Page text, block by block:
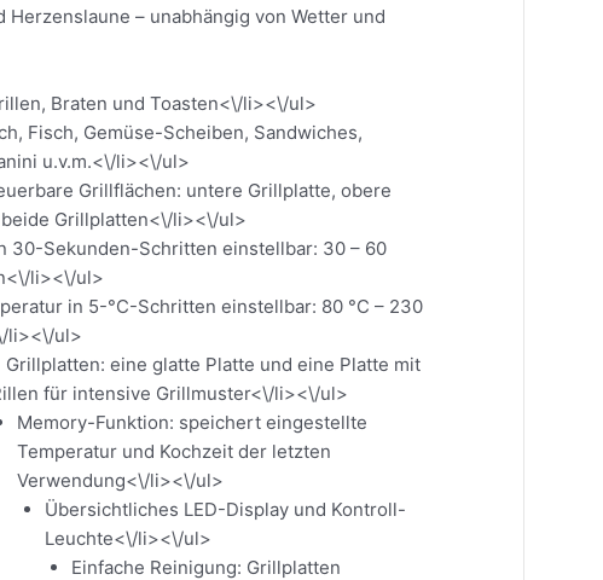
Herzenslaune – unabhängig von Wetter und
Braten und Toasten<\/li><\/ul>
Fisch, Gemüse-Scheiben, Sandwiches,
u.v.m.<\/li><\/ul>
Grillflächen: untere Grillplatte, obere
Grillplatten<\/li><\/ul>
30-Sekunden-Schritten einstellbar: 30 – 60
li><\/ul>
in 5-°C-Schritten einstellbar: 80 °C – 230
li><\/ul>
Grillplatten: eine glatte Platte und eine Platte mit
für intensive Grillmuster<\/li><\/ul>
Memory-Funktion: speichert eingestellte
Temperatur und Kochzeit der letzten
Verwendung<\/li><\/ul>
Übersichtliches LED-Display und Kontroll-
Leuchte<\/li><\/ul>
Einfache Reinigung: Grillplatten